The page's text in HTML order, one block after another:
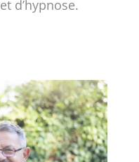
d’hypnose.